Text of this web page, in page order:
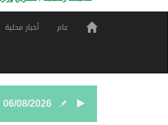
عام أخبار محلية
06/08/2026